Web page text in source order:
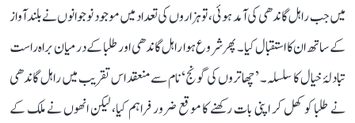
میں جب راہل گاندھی کی آمد ہوئی، تو ہزاروں کی تعداد میں موجود نوجوانوں نے بلند آواز
کے ساتھ ان کا استقبال کیا۔ پھر شروع ہوا راہل گاندھی اور طلبا کے درمیان براہ راست
تبادلۂ خیال کا سلسلہ۔ ’چھاتروں کی گونج‘ نام سے منعقد اس تقریب میں راہل گاندھی
نے طلبا کو کھل کر اپنی بات رکھنے کا موقع ضرور فراہم کیا، لیکن انھوں نے ملک کے